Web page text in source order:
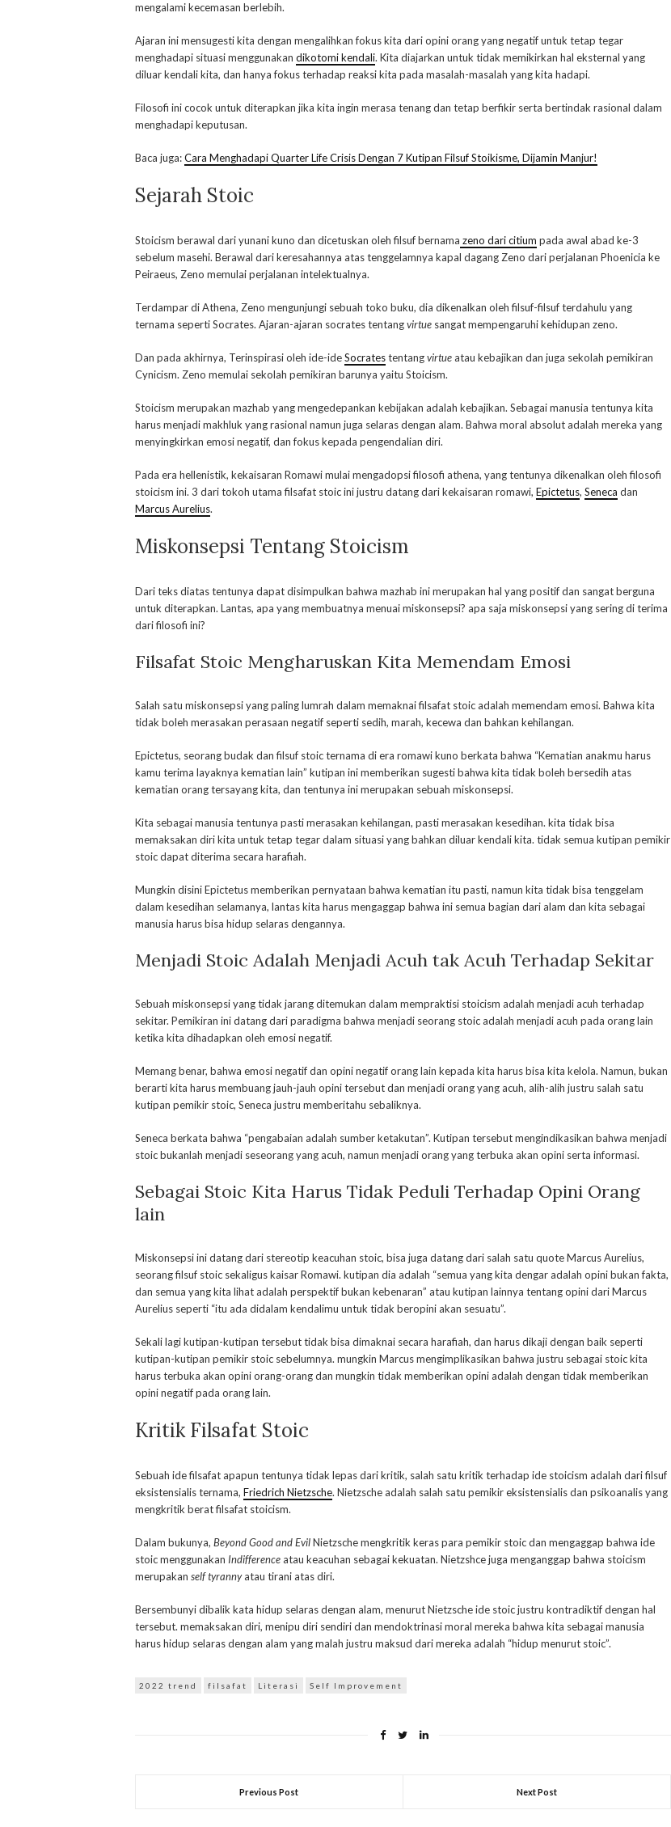
mengalami kecemasan berlebih.
Ajaran ini mensugesti kita dengan mengalihkan fokus kita dari opini orang yang negatif untuk tetap tegar
menghadapi situasi menggunakan dikotomi kendali. Kita diajarkan untuk tidak memikirkan hal eksternal yang
diluar kendali kita, dan hanya fokus terhadap reaksi kita pada masalah-masalah yang kita hadapi.
Filosofi ini cocok untuk diterapkan jika kita ingin merasa tenang dan tetap berfikir serta bertindak rasional dalam
menghadapi keputusan.
Baca juga:Cara Menghadapi Quarter Life Crisis Dengan 7 Kutipan Filsuf Stoikisme, Dijamin Manjur!
Sejarah Stoic
Stoicism berawal dari yunani kuno dan dicetuskan oleh filsuf bernama zeno dari citium pada awal abad ke-3
sebelum masehi. Berawal dari keresahannya atas tenggelamnya kapal dagang Zeno dari perjalanan Phoenicia ke
Peiraeus, Zeno memulai perjalanan intelektualnya.
Terdampar di Athena, Zeno mengunjungi sebuah toko buku, dia dikenalkan oleh filsuf-filsuf terdahulu yang
ternama seperti Socrates. Ajaran-ajaran socrates tentangvirtue sangat mempengaruhi kehidupan zeno.
Dan pada akhirnya, Terinspirasi oleh ide-ideSocratestentangvirtueatau kebajikan dan juga sekolah pemikiran
Cynicism. Zeno memulai sekolah pemikiran barunya yaitu Stoicism.
Stoicism merupakan mazhab yang mengedepankan kebijakan adalah kebajikan. Sebagai manusia tentunya kita
harus menjadi makhluk yang rasional namun juga selaras dengan alam. Bahwa moral absolut adalah mereka yang
menyingkirkan emosi negatif, dan fokus kepada pengendalian diri.
Pada era hellenistik, kekaisaran Romawi mulai mengadopsi filosofi athena, yang tentunya dikenalkan oleh filosofi
stoicism ini. 3 dari tokoh utama filsafat stoic ini justru datang dari kekaisaran romawi, Epictetus, Seneca dan
Marcus Aurelius.
Miskonsepsi Tentang Stoicism
Dari teks diatas tentunya dapat disimpulkan bahwa mazhab ini merupakan hal yang positif dan sangat berguna
untuk diterapkan. Lantas, apa yang membuatnya menuai miskonsepsi? apa saja miskonsepsi yang sering di terima
dari filosofi ini?
Filsafat Stoic Mengharuskan Kita Memendam Emosi
Salah satu miskonsepsi yang paling lumrah dalam memaknai filsafat stoic adalah memendam emosi. Bahwa kita
tidak boleh merasakan perasaan negatif seperti sedih, marah, kecewa dan bahkan kehilangan.
Epictetus, seorang budak dan filsuf stoic ternama di era romawi kuno berkata bahwa “Kematian anakmu harus
kamu terima layaknya kematian lain” kutipan ini memberikan sugesti bahwa kita tidak boleh bersedih atas
kematian orang tersayang kita, dan tentunya ini merupakan sebuah miskonsepsi.
Kita sebagai manusia tentunya pasti merasakan kehilangan, pasti merasakan kesedihan. kita tidak bisa
memaksakan diri kita untuk tetap tegar dalam situasi yang bahkan diluar kendali kita. tidak semua kutipan pemikir
stoic dapat diterima secara harafiah.
Mungkin disini Epictetus memberikan pernyataan bahwa kematian itu pasti, namun kita tidak bisa tenggelam
dalam kesedihan selamanya, lantas kita harus mengaggap bahwa ini semua bagian dari alam dan kita sebagai
manusia harus bisa hidup selaras dengannya.
Menjadi Stoic Adalah Menjadi Acuh tak Acuh Terhadap Sekitar
Sebuah miskonsepsi yang tidak jarang ditemukan dalam mempraktisi stoicism adalah menjadi acuh terhadap
sekitar. Pemikiran ini datang dari paradigma bahwa menjadi seorang stoic adalah menjadi acuh pada orang lain
ketika kita dihadapkan oleh emosi negatif.
Memang benar, bahwa emosi negatif dan opini negatif orang lain kepada kita harus bisa kita kelola. Namun, bukan
berarti kita harus membuang jauh-jauh opini tersebut dan menjadi orang yang acuh, alih-alih justru salah satu
kutipan pemikir stoic, Seneca justru memberitahu sebaliknya.
Seneca berkata bahwa “pengabaian adalah sumber ketakutan”. Kutipan tersebut mengindikasikan bahwa menjadi
stoic bukanlah menjadi seseorang yang acuh, namun menjadi orang yang terbuka akan opini serta informasi.
Sebagai Stoic Kita Harus Tidak Peduli Terhadap Opini Orang
lain
Miskonsepsi ini datang dari stereotip keacuhan stoic, bisa juga datang dari salah satu quote Marcus Aurelius,
seorang filsuf stoic sekaligus kaisar Romawi. kutipan dia adalah “semua yang kita dengar adalah opini bukan fakta,
dan semua yang kita lihat adalah perspektif bukan kebenaran” atau kutipan lainnya tentang opini dari Marcus
Aurelius seperti “itu ada didalam kendalimu untuk tidak beropini akan sesuatu”.
Sekali lagi kutipan-kutipan tersebut tidak bisa dimaknai secara harafiah, dan harus dikaji dengan baik seperti
kutipan-kutipan pemikir stoic sebelumnya. mungkin Marcus mengimplikasikan bahwa justru sebagai stoic kita
harus terbuka akan opini orang-orang dan mungkin tidak memberikan opini adalah dengan tidak memberikan
opini negatif pada orang lain.
Kritik Filsafat Stoic
Sebuah ide filsafat apapun tentunya tidak lepas dari kritik, salah satu kritik terhadap ide stoicism adalah dari filsuf
eksistensialis ternama, Friedrich Nietzsche. Nietzsche adalah salah satu pemikir eksistensialis dan psikoanalis yang
mengkritik berat filsafat stoicism.
Dalam bukunya, Beyond Good and EvilNietzsche mengkritik keras para pemikir stoic dan mengaggap bahwa ide
stoic menggunakan Indifferenceatau keacuhan sebagai kekuatan. Nietzshce juga menganggap bahwa stoicism
merupakan self tyrannyatau tirani atas diri.
Bersembunyi dibalik kata hidup selaras dengan alam, menurut Nietzsche ide stoic justru kontradiktif dengan hal
tersebut. memaksakan diri, menipu diri sendiri dan mendoktrinasi moral mereka bahwa kita sebagai manusia
harus hidup selaras dengan alam yang malah justru maksud dari mereka adalah “hidup menurut stoic”.
2022 trend filsafat Literasi Self Improvement
Previous Post Next Post